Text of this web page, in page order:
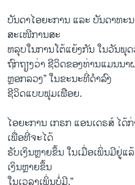
ບັນດາໄອຍະການ ແລະ ບັນດາທະ
ສະເໜີການສະ
ຫລຸບໃນການໂຕ້ແຍ້ງກັນ ໃນວັນພຸ
ຖົກຖຽງວ່າ ຊີວິດຂອງທ່ານແມນນ
ຫຼອກລວງ” ໃນຂະນະທີ່ດຳລົງ
ຊີວິດແບບຟຸມເຟືອຍ.
ໄອຍະການ ເກຣກ ແອນເດຣສ໌ ໄດ້
ເພື່ອທີ່ຈະໄດ້
ຮັບເງິນຫຼາຍຂຶ້ນ ໃນເມື່ອເພິ່ນມີຢູ່ແ
ເງິນຫຼາຍຂຶ້ນ